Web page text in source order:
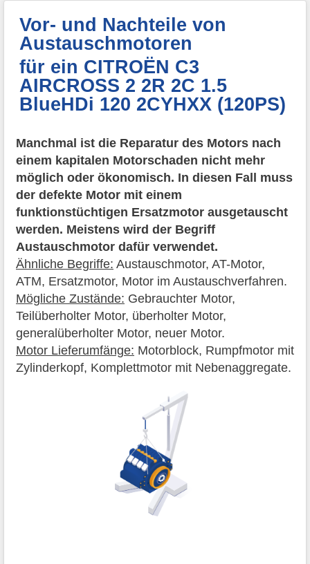
Vor- und Nachteile von
Austauschmotoren
für ein CITROËN C3
AIRCROSS 2 2R 2C 1.5
BlueHDi 120 2CYHXX (120PS)
Manchmal ist die Reparatur des Motors nach
einem kapitalen Motorschaden nicht mehr
möglich oder ökonomisch. In diesen Fall muss
der defekte Motor mit einem
funktionstüchtigen Ersatzmotor ausgetauscht
werden. Meistens wird der Begriff
Austauschmotor dafür verwendet.
Ähnliche Begriffe: Austauschmotor, AT-Motor,
ATM, Ersatzmotor, Motor im Austauschverfahren.
Mögliche Zustände: Gebrauchter Motor,
Teilüberholter Motor, überholter Motor,
generalüberholter Motor, neuer Motor.
Motor Lieferumfänge: Motorblock, Rumpfmotor mit
Zylinderkopf, Komplettmotor mit Nebenaggregate.